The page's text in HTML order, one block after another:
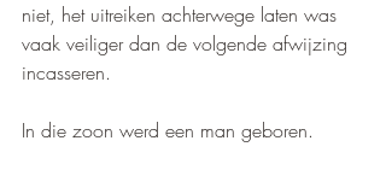
niet, het uitreiken achterwege laten was
vaak veiliger dan de volgende afwijzing
incasseren.
In die zoon werd een man geboren.